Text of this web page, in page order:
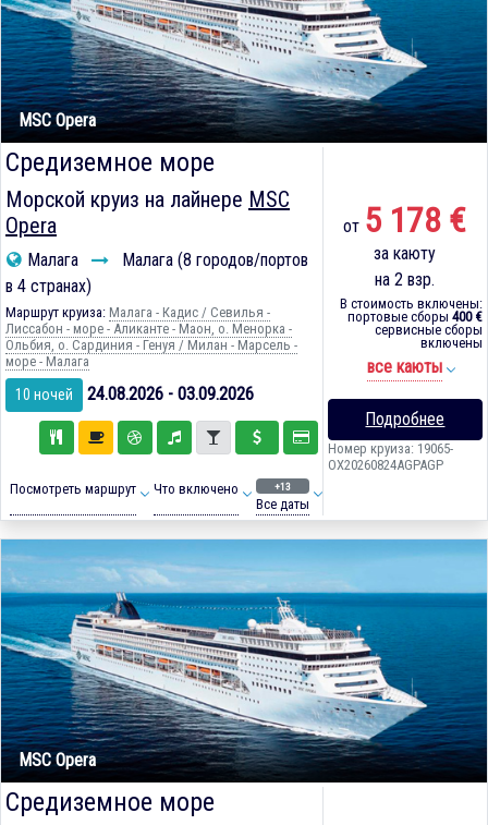
MSC Opera
Средиземное море
Морской круиз на лайнере MSC
Opera
Малага
Малага (8 городов/портов
в 4 странах)
Маршрут круиза: Малага - Кадиc / Севилья -
Лиссабон - море - Аликанте - Маон, о. Менорка -
Ольбия, о. Сардиния - Генуя / Милан - Марсель -
море - Малага
10 ночей 24.08.2026 - 03.09.2026
Посмотреть маршрут Что включено +13
Все даты
от 5 178 €
за каюту
на 2 взр.
В стоимость включены:
портовые сборы 400 €
сервисные сборы
включены
все каюты
Подробнее
Номер круиза: 19065-
OX20260824AGPAGP
MSC Opera
Средиземное море